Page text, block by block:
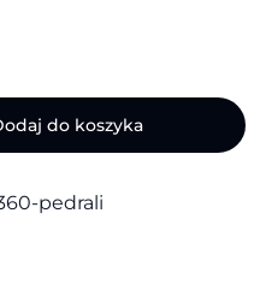
do koszyka
pedrali